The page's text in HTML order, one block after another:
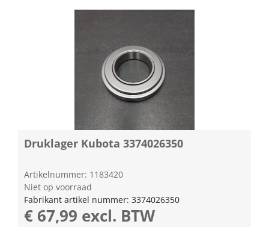
Druklager Kubota 3374026350
Artikelnummer: 1183420
Niet op voorraad
Fabrikant artikel nummer: 3374026350
€ 67,99 excl. BTW